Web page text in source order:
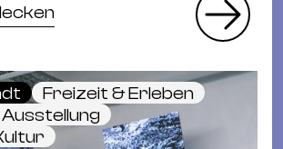
Freizeit & Erleben